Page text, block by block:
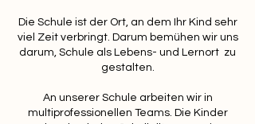
Die Schule ist der Ort, an dem Ihr Kind sehr
viel Zeit verbringt. Darum bemühen wir uns
darum, Schule als Lebens- und Lernort zu
gestalten.
An unserer Schule arbeiten wir in
multiprofessionellen Teams. Die Kinder